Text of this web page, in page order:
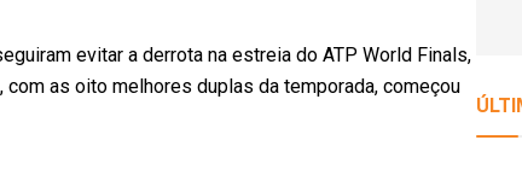
evitar a derrota na estreia do ATP World Finals,
as oito melhores duplas da temporada, começou